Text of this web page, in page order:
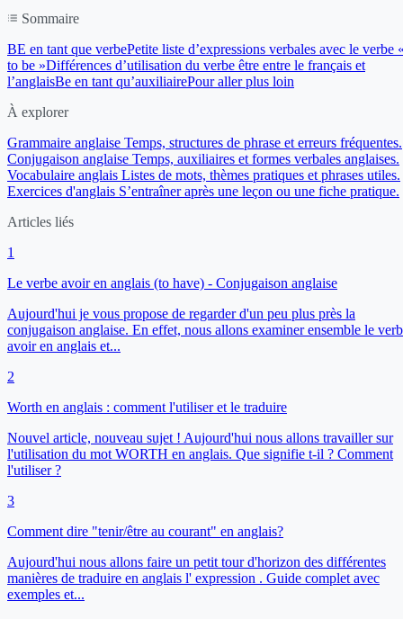
Sommaire
BE en tant que verbePetite liste d’expressions verbales avec le verbe
to be »Différences d’utilisation du verbe être entre le français et
l’anglaisBe en tant qu’auxiliairePour aller plus loin
À explorer
Grammaire anglaise Temps, structures de phrase et erreurs fréquentes.
Conjugaison anglaise Temps, auxiliaires et formes verbales anglaises.
Vocabulaire anglais Listes de mots, thèmes pratiques et phrases utiles.
Exercices d'anglais S’entraîner après une leçon ou une fiche pratique.
Articles liés
1
Le verbe avoir en anglais (to have) - Conjugaison anglaise
Aujourd'hui je vous propose de regarder d'un peu plus près la
conjugaison anglaise. En effet, nous allons examiner ensemble le
avoir en anglais et...
2
Worth en anglais : comment l'utiliser et le traduire
Nouvel article, nouveau sujet ! Aujourd'hui nous allons travailler sur
l'utilisation du mot WORTH en anglais. Que signifie t-il ? Comment
l'utiliser ?
3
Comment dire "tenir/être au courant" en anglais?
Aujourd'hui nous allons faire un petit tour d'horizon des différentes
manières de traduire en anglais l' expression . Guide complet avec
exemples et...